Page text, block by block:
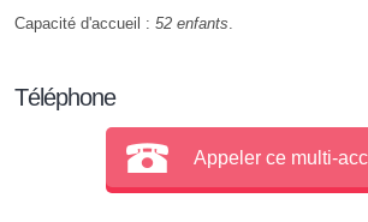
Capacité d'accueil : 52 enfants.
Téléphone
Appeler ce multi-